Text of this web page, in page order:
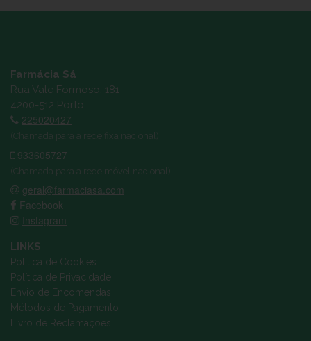
Farmácia Sá
Rua Vale Formoso, 181
4200-512 Porto
225020427
(Chamada para a rede fixa nacional)
933605727
(Chamada para a rede móvel nacional)
geral@farmaciasa.com
Facebook
Instagram
LINKS
Política de Cookies
Política de Privacidade
Envio de Encomendas
Métodos de Pagamento
Livro de Reclamações